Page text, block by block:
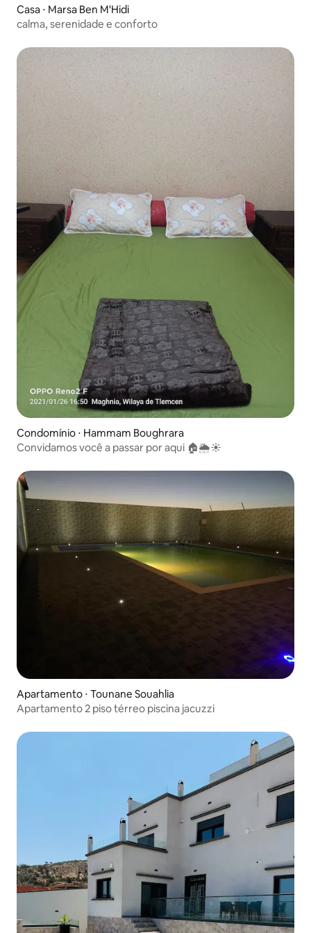
Casa ⋅ Marsa Ben M'Hidi
calma, serenidade e conforto
Condomínio ⋅ Hammam Boughrara
Convidamos você a passar por aqui 🏠🌦️☀️
Apartamento ⋅ Tounane Souahlia
Apartamento 2 piso térreo piscina jacuzzi